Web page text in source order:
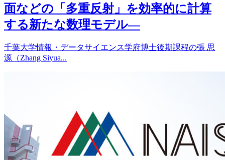
面などの「多重反射」を効率的に計算
する新たな数理モデル―
千葉大学情報・データサイエンス学府博士後期課程の張 思
源（Zhang Siyua...